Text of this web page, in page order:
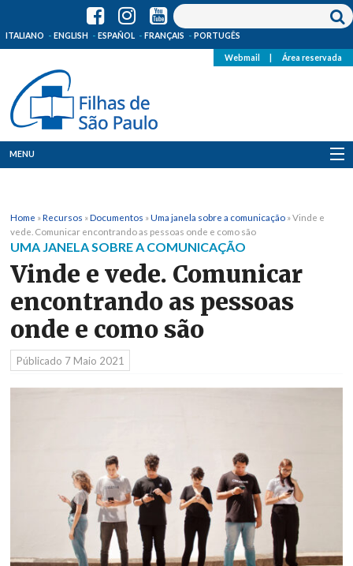
ITALIANO ENGLISH ESPAÑOL FRANÇAIS PORTUGÊS
Webmail Área reservada
MENU
Onde Estamos
Notícias
Recursos
Media
Home »Recursos »Documentos »Uma janela sobre a comunicação »Vinde e
vede. Comunicar encontrando as pessoas onde e como são
UMA JANELA SOBRE A COMUNICAÇÃO
Vinde e vede. Comunicar
encontrando as pessoas
onde e como são
Públicado 7 Maio 2021